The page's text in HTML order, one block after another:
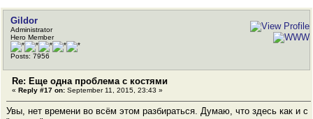
Gildor
Administrator
Hero Member
Posts: 7956
Re: Еще одна проблема с костями
« Reply #17 on: September 11, 2015, 23:43 »
Увы, нет времени во всём этом разбираться. Думаю, что здесь как и с